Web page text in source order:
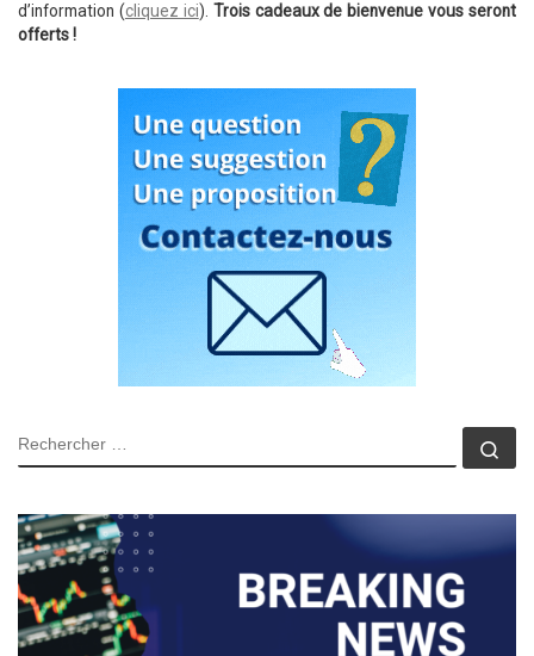
d’information (cliquez ici). Trois cadeaux de bienvenue vous seront
offerts !
RECHERCHER